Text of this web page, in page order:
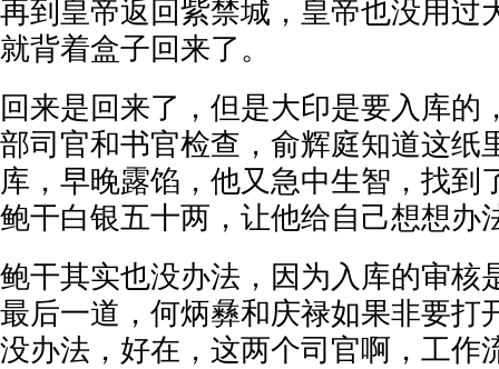
再到皇帝返回紫禁城，皇帝也没用过
就背着盒子回来了。
回来是回来了，但是大印是要入库的
部司官和书官检查，俞辉庭知道这纸
库，早晚露馅，他又急中生智，找到
鲍干白银五十两，让他给自己想想办
鲍干其实也没办法，因为入库的审核
最后一道，何炳彝和庆禄如果非要打
没办法，好在，这两个司官啊，工作